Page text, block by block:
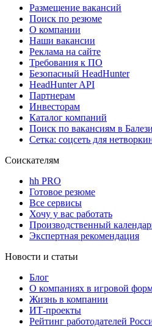
Размещение вакансий
Поиск по резюме
О компании
Наши вакансии
Реклама на сайте
Требования к ПО
Безопасный HeadHunter
HeadHunter API
Партнерам
Инвесторам
Каталог компаний
Поиск по вакансиям в
Сетка: соцсеть для
Соискателям
hh PRO
Готовое резюме
Все сервисы
Хочу у вас работать
Производственный
Экспертная рекомендация
Новости и статьи
Блог
О компаниях в игровой
Жизнь в компании
ИТ-проекты
Рейтинг работодателей